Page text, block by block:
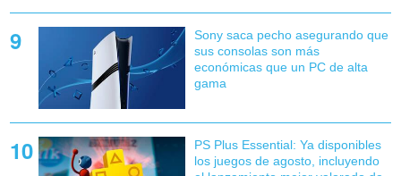
Sony saca pecho asegurando que
sus consolas son más
económicas que un PC de alta
gama
PS Plus Essential: Ya disponibles
los juegos de agosto, incluyendo